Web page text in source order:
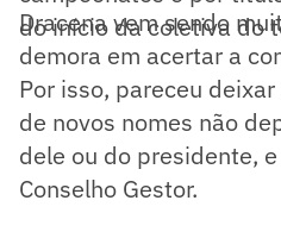
do início da coletiva do
Dracena vem sendo
demora em acertar a
Por isso, pareceu
de novos nomes não
dele ou do presidente,
Conselho Gestor.